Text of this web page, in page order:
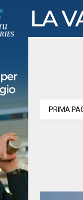
PRIMA